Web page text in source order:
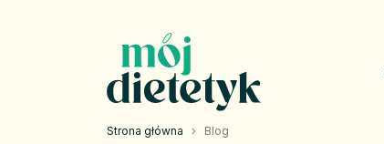
Strona główna › Blog